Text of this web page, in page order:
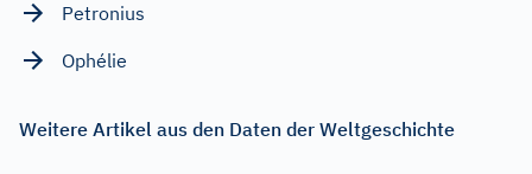
Petronius
Ophélie
Weitere Artikel aus den Daten der Weltgeschichte